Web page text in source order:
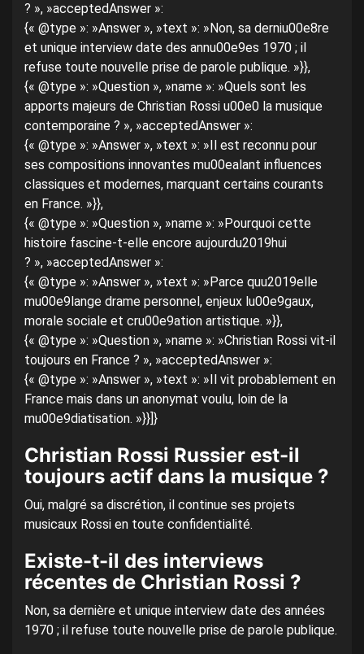
? », »acceptedAnswer »:
{« @type »: »Answer », »text »: »Non, sa derniu00e8re
et unique interview date des annu00e9es 1970 ; il
refuse toute nouvelle prise de parole publique. »}},
{« @type »: »Question », »name »: »Quels sont les
apports majeurs de Christian Rossi u00e0 la musique
contemporaine ? », »acceptedAnswer »:
{« @type »: »Answer », »text »: »Il est reconnu pour
ses compositions innovantes mu00ealant influences
classiques et modernes, marquant certains courants
en France. »}},
{« @type »: »Question », »name »: »Pourquoi cette
histoire fascine-t-elle encore aujourdu2019hui
? », »acceptedAnswer »:
{« @type »: »Answer », »text »: »Parce quu2019elle
mu00e9lange drame personnel, enjeux lu00e9gaux,
morale sociale et cru00e9ation artistique. »}},
{« @type »: »Question », »name »: »Christian Rossi vit-il
toujours en France ? », »acceptedAnswer »:
{« @type »: »Answer », »text »: »Il vit probablement en
France mais dans un anonymat voulu, loin de la
mu00e9diatisation. »}}]}
Christian Rossi Russier est-il
toujours actif dans la musique ?
Oui, malgré sa discrétion, il continue ses projets
musicaux Rossi en toute confidentialité.
Existe-t-il des interviews
récentes de Christian Rossi ?
Non, sa dernière et unique interview date des années
1970 ; il refuse toute nouvelle prise de parole publique.